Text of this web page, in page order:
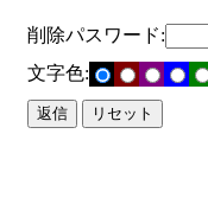
削除パスワード:
文字色: